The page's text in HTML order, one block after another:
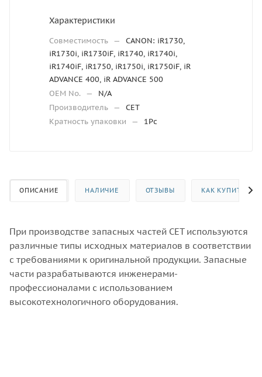
Характеристики
Совместимость —
CANON: iR1730,
iR1730i, iR1730iF, iR1740, iR1740i,
iR1740iF, iR1750, iR1750i, iR1750iF, iR
ADVANCE 400, iR ADVANCE 500
OEM No.
—
N/A
Производитель —
CET
Кратность упаковки
— 1Pc
ОПИСАНИЕ НАЛИЧИЕ ОТЗЫВЫ КАК КУПИТЬ
При производстве запасных частей CET используются
различные типы исходных материалов в соответствии
с требованиями к оригинальной продукции. Запасные
части разрабатываются инженерами-
профессионалами с использованием
высокотехнологичного оборудования.